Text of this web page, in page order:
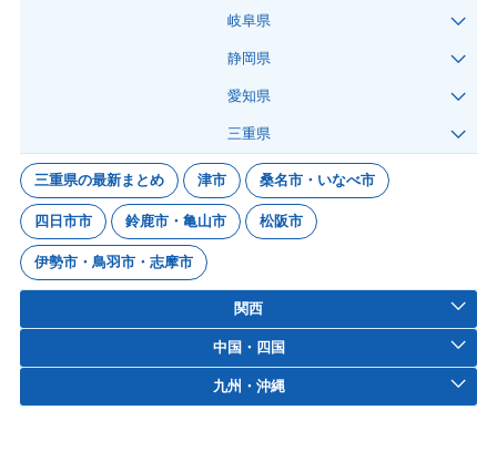
岐阜県
静岡県
愛知県
三重県
三重県の最新まとめ 津市 桑名市・いなべ市
四日市市 鈴鹿市・亀山市 松阪市
伊勢市・鳥羽市・志摩市
関西
中国・四国
九州・沖縄